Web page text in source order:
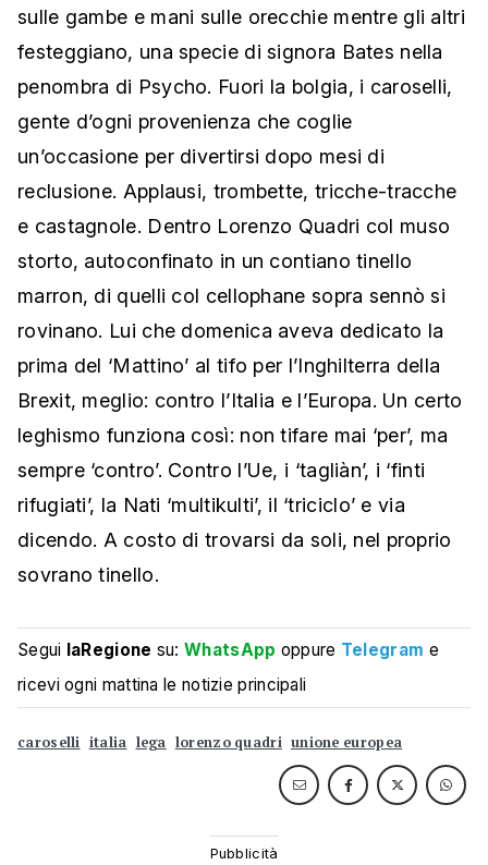
sulle gambe e mani sulle orecchie mentre gli altri
festeggiano, una specie di signora Bates nella
penombra di Psycho. Fuori la bolgia, i caroselli,
gente d’ogni provenienza che coglie
un’occasione per divertirsi dopo mesi di
reclusione. Applausi, trombette, tricche-tracche
e castagnole. Dentro Lorenzo Quadri col muso
storto, autoconfinato in un contiano tinello
marron, di quelli col cellophane sopra sennò si
rovinano. Lui che domenica aveva dedicato la
prima del ‘Mattino’ al tifo per l’Inghilterra della
Brexit, meglio: contro l’Italia e l’Europa. Un certo
leghismo funziona così: non tifare mai ‘per’, ma
sempre ‘contro’. Contro l’Ue, i ‘tagliàn’, i ‘finti
rifugiati’, la Nati ‘multikulti’, il ‘triciclo’ e via
dicendo. A costo di trovarsi da soli, nel proprio
sovrano tinello.
Segui laRegione su:WhatsApp oppure Telegram e
ricevi ogni mattina le notizie principali
caroselli italia lega lorenzo quadri unione europea